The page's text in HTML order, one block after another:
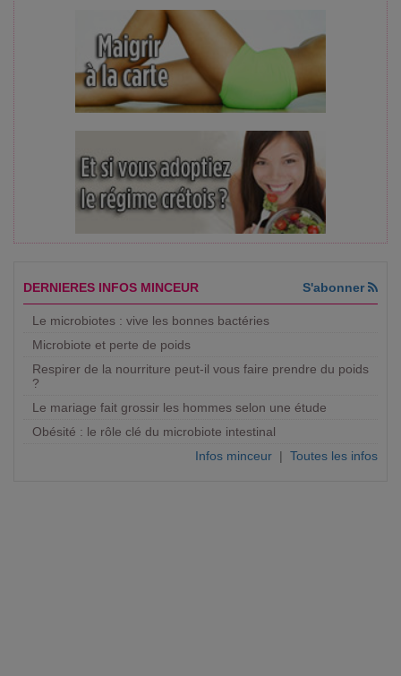
DERNIERES INFOS MINCEUR S'abonner
Le microbiotes : vive les bonnes bactéries
Microbiote et perte de poids
Respirer de la nourriture peut-il vous faire prendre du poids
?
Le mariage fait grossir les hommes selon une étude
Obésité : le rôle clé du microbiote intestinal
Infos minceur | Toutes les infos